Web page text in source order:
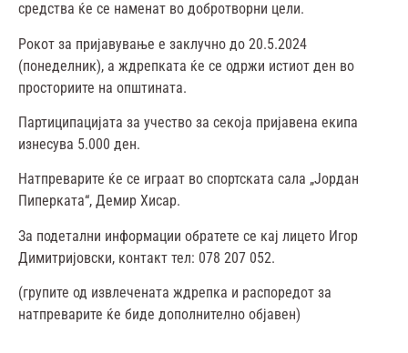
средства ќе се наменат во добротворни цели.
Рокот за пријавување е заклучно до 20.5.2024
(понеделник), а ждрепката ќе се одржи истиот ден во
просториите на општината.
Партиципацијата за учество за секоја пријавена екипа
изнесува 5.000 ден.
Натпреварите ќе се играат во спортската сала „Јордан
Пиперката“, Демир Хисар.
За подетални информации обратете се кај лицето Игор
Димитријовски, контакт тел: 078 207 052.
(групите од извлечената ждрепка и распоредот за
натпреварите ќе биде дополнително објавен)